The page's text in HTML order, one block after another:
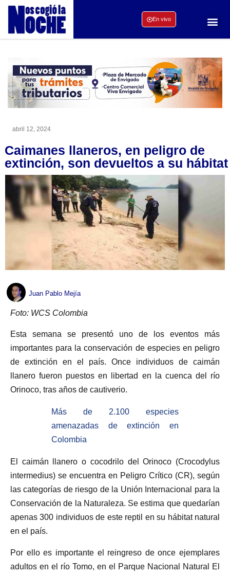
En vivo
abril 12, 2024
Caimanes llaneros, en peligro de
extinción, son devueltos a su hábitat
Juan Pablo Mejía
Foto: WCS Colombia
Esta semana se presentó uno de los eventos más
importantes para la conservación de especies en peligro
de extinción en el país. Once individuos de caimán
llanero fueron puestos en libertad en la cuenca del río
Orinoco, tras años de cautiverio.
Más de 2.100 especies
amenazadas de extinción en
Colombia
El caimán llanero o cocodrilo del Orinoco (Crocodylus
intermedius) se encuentra en Peligro Crítico (CR), según
las categorías de riesgo de la Unión Internacional para la
Conservación de la Naturaleza. Se estima que quedarían
apenas 300 individuos de este reptil en su hábitat natural
en el país.
Por ello es importante el reingreso de once ejemplares
adultos en el río Tomo, en el Parque Nacional Natural El